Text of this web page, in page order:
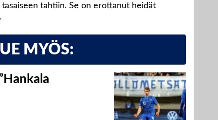
tahtiin. Se on erottanut heidät
MYÖS: